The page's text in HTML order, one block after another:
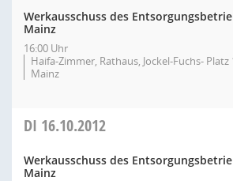
Werkausschuss des
Mainz
16:00 Uhr
Haifa-Zimmer, Rathaus, Jockel-Fuchs- Platz
Mainz
DI 16.10.2012
Werkausschuss des
Mainz